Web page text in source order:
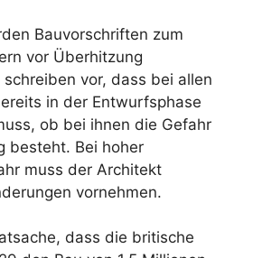
Bauvorschriften zum
vor Überhitzung
vor, dass bei allen
in der Entwurfsphase
ob bei ihnen die Gefahr
besteht. Bei hoher
muss der Architekt
vornehmen.
dass die britische